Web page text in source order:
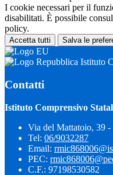
I cookie necessari per il
disabilitati. È possibile
policy.
Accetta tutti Salva le
Istituto
Contatti
Istituto Comprensivo
Via del Mattatoio, 39
Tel: 06/9032287
Email:
PEC:
C.F.: 97198530582